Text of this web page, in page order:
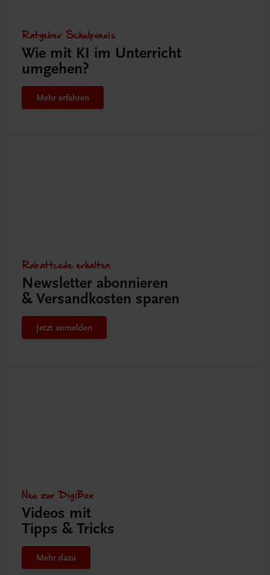
Ratgeber Schulpraxis
Wie mit KI im Unterricht
umgehen?
Mehr erfahren
Rabattcode erhalten
Newsletter abonnieren
& Versandkosten sparen
Jetzt anmelden
Neu zur DigiBox
Videos mit
Tipps & Tricks
Mehr dazu